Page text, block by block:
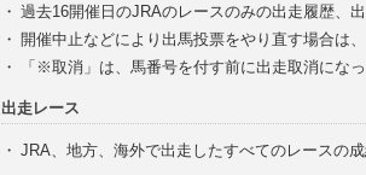
・ 過去16開催日のJRAのレースのみの出走履歴、
・ 開催中止などにより出馬投票をやり直す場合は
・
「※取消」は、馬番号を付す前に出走取消にな
出走レース
・ JRA、地方、海外で出走したすべてのレースの